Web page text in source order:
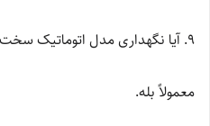
آیا نگهداری مدل اتوماتیک
معمولاً بله.